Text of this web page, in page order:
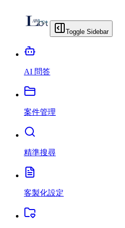
Toggle Sidebar
AI 問答
案件管理
精準搜尋
客製化設定